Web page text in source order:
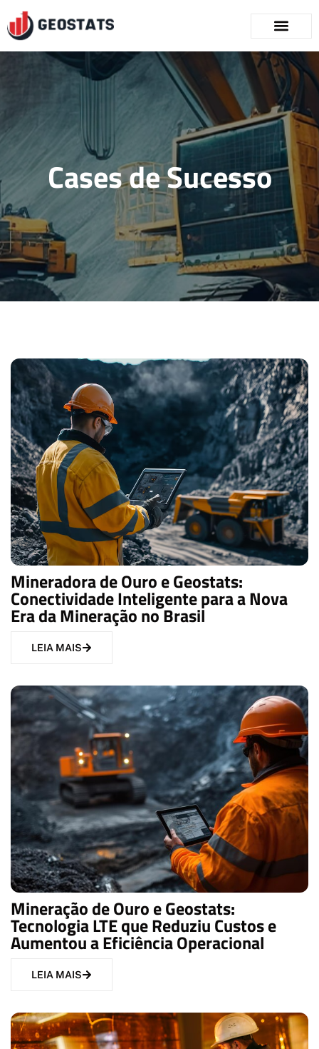
Cases de Sucesso
Mineradora de Ouro e Geostats:
Conectividade Inteligente para a Nova
Era da Mineração no Brasil
LEIA MAIS
Mineração de Ouro e Geostats:
Tecnologia LTE que Reduziu Custos e
Aumentou a Eficiência Operacional
LEIA MAIS